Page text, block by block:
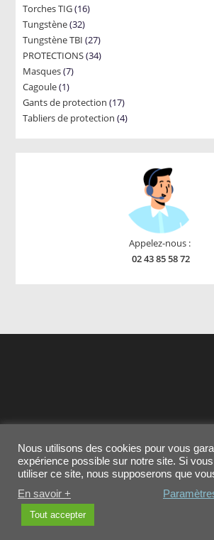
Torches TIG 1616
Tungstène 3232
products
Tungstène TBI 2727
products
PROTECTIONS 3434
Masques 77
Cagoule 11
product
Gants de protection 1717
products
Tabliers de protection 44
Appelez-nous :
02 43 85 58 72
Contactez-nous
MENTIONS
Conditions générales de vente
Copyright - OceanWP Theme by
Nous utilisons des cookies pour vous
expérience possible sur notre site. Si
utiliser ce site, nous supposerons que
En savoir +
Tout accepter